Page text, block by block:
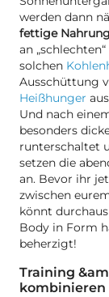
werden dann
fettige
an
solchen
Ausschüttung
Heißhunger
Und nach
besonders
runterschaltet
setzen die
an. Bevor ihr
zwischen
könnt durchaus
Body in Form
beherzigt!
Training
kombinieren